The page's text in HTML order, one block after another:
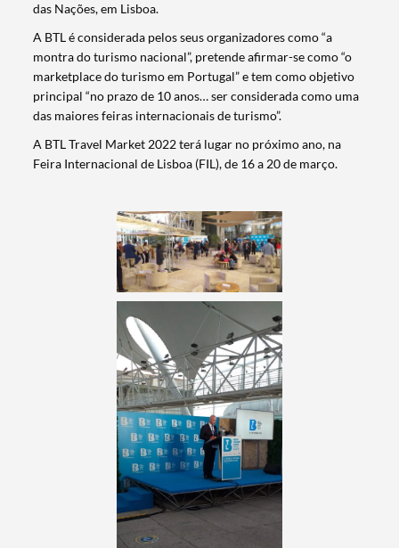
Termo de Pesquisa
Categorias gerais
das Nações, em Lisboa.
A BTL é considerada pelos seus organizadores como “a
montra do turismo nacional”, pretende afirmar-se como “o
marketplace do turismo em Portugal” e tem como objetivo
principal “no prazo de 10 anos… ser considerada como uma
das maiores feiras internacionais de turismo”.
A BTL Travel Market 2022 terá lugar no próximo ano, na
Feira Internacional de Lisboa (FIL), de 16 a 20 de março.